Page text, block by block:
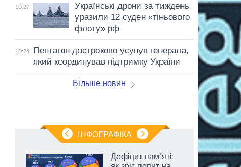
10:27
Українські дрони за тиждень
уразили 12 суден «тіньового
флоту» рф
10:24
Пентагон достроково усунув генерала,
який координував підтримку України
Більше новин
ІНФОГРАФІКА
Дефіцит пам’яті: